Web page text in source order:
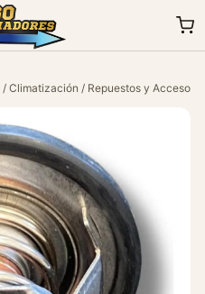
/ Climatización / Repuestos y